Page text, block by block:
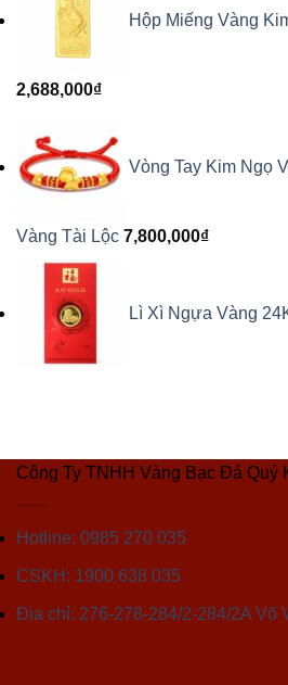
Hộp Miếng Vàng
2,688,000₫
Vòng Tay Kim Ngọ
Vàng Tài Lộc 7,800,000₫
Lì Xì Ngựa Vàng
Công Ty TNHH Vàng Bạc Đá Quý
Hotline: 0985 270 035
CSKH: 1900 638 035
Địa chỉ: 276-278-284/2-284/2A Võ